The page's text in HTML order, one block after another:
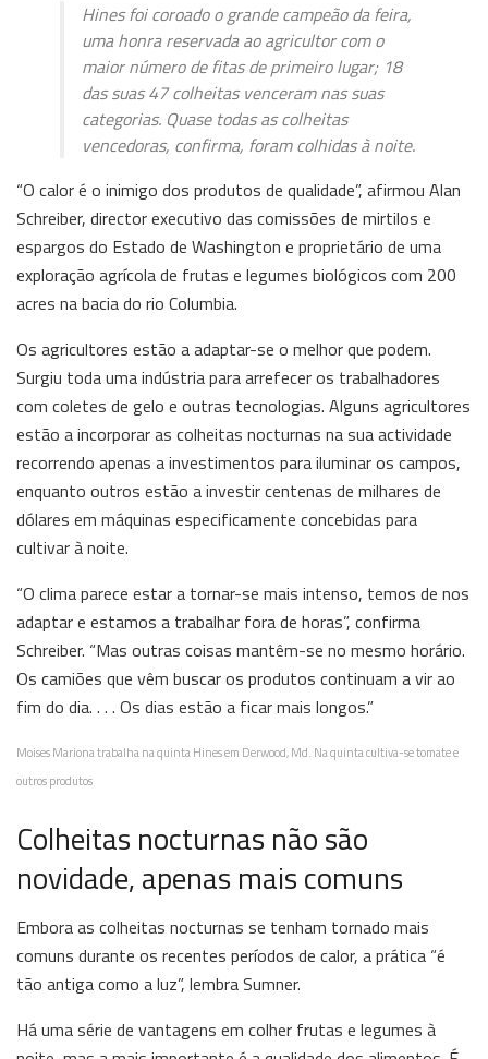
Hines foi coroado o grande campeão da feira,
uma honra reservada ao agricultor com o
maior número de fitas de primeiro lugar; 18
das suas 47 colheitas venceram nas suas
categorias. Quase todas as colheitas
vencedoras, confirma, foram colhidas à noite.
“O calor é o inimigo dos produtos de qualidade”, afirmou Alan
Schreiber, director executivo das comissões de mirtilos e
espargos do Estado de Washington e proprietário de uma
exploração agrícola de frutas e legumes biológicos com 200
acres na bacia do rio Columbia.
Os agricultores estão a adaptar-se o melhor que podem.
Surgiu toda uma indústria para arrefecer os trabalhadores
com coletes de gelo e outras tecnologias. Alguns agricultores
estão a incorporar as colheitas nocturnas na sua actividade
recorrendo apenas a investimentos para iluminar os campos,
enquanto outros estão a investir centenas de milhares de
dólares em máquinas especificamente concebidas para
cultivar à noite.
“O climaparece estar a tornar-se mais intenso, temos de nos
adaptar e estamos a trabalhar fora de horas”, confirma
Schreiber. “Mas outras coisas mantêm-se no mesmo horário.
Os camiões que vêm buscar os produtos continuam a vir ao
fim do dia. . . . Os dias estão a ficar mais longos.”
Moises Mariona trabalha na quinta Hines em Derwood, Md. Na quinta cultiva-se tomate e
outros produtos
Colheitas nocturnas não são
novidade, apenas mais comuns
Embora as colheitas nocturnas se tenham tornado mais
comuns durante os recentes períodos de calor, a prática “é
tão antiga como a luz”, lembra Sumner.
Há uma série de vantagens em colher frutas e legumes à